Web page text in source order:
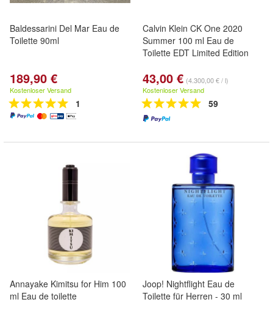
Baldessarini Del Mar Eau de
Toilette 90ml
189,90 €
Kostenloser Versand
1
Calvin Klein CK One 2020
Summer 100 ml Eau de
Toilette EDT Limited Edition
43,00 € (4.300,00 € / l)
Kostenloser Versand
59
Annayake Kimitsu for Him 100
ml Eau de toilette
Joop! Nightflight Eau de
Toilette für Herren - 30 ml